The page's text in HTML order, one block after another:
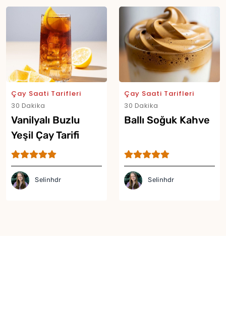
Çay Saati Tarifleri
30 Dakika
Vanilyalı Buzlu
Yeşil Çay Tarifi
Selinhdr
Çay Saati Tarifleri
30 Dakika
Ballı Soğuk Kahve
Selinhdr